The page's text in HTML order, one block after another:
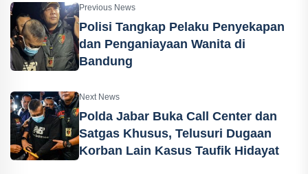
Previous News
Polisi Tangkap Pelaku Penyekapan
dan Penganiayaan Wanita di
Bandung
Next News
Polda Jabar Buka Call Center dan
Satgas Khusus, Telusuri Dugaan
Korban Lain Kasus Taufik Hidayat